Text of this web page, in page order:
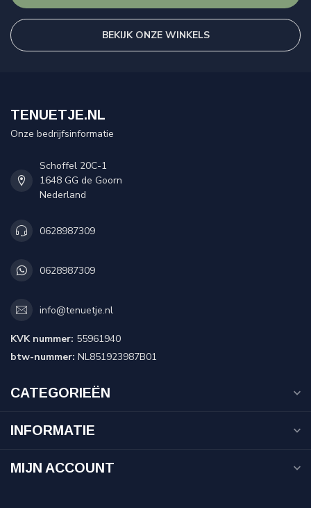
BEKIJK ONZE WINKELS
TENUETJE.NL
Onze bedrijfsinformatie
Schoffel 20C-1
1648 GG de Goorn
Nederland
0628987309
0628987309
info@tenuetje.nl
KVK nummer: 55961940
btw-nummer: NL851923987B01
CATEGORIEËN
INFORMATIE
MIJN ACCOUNT